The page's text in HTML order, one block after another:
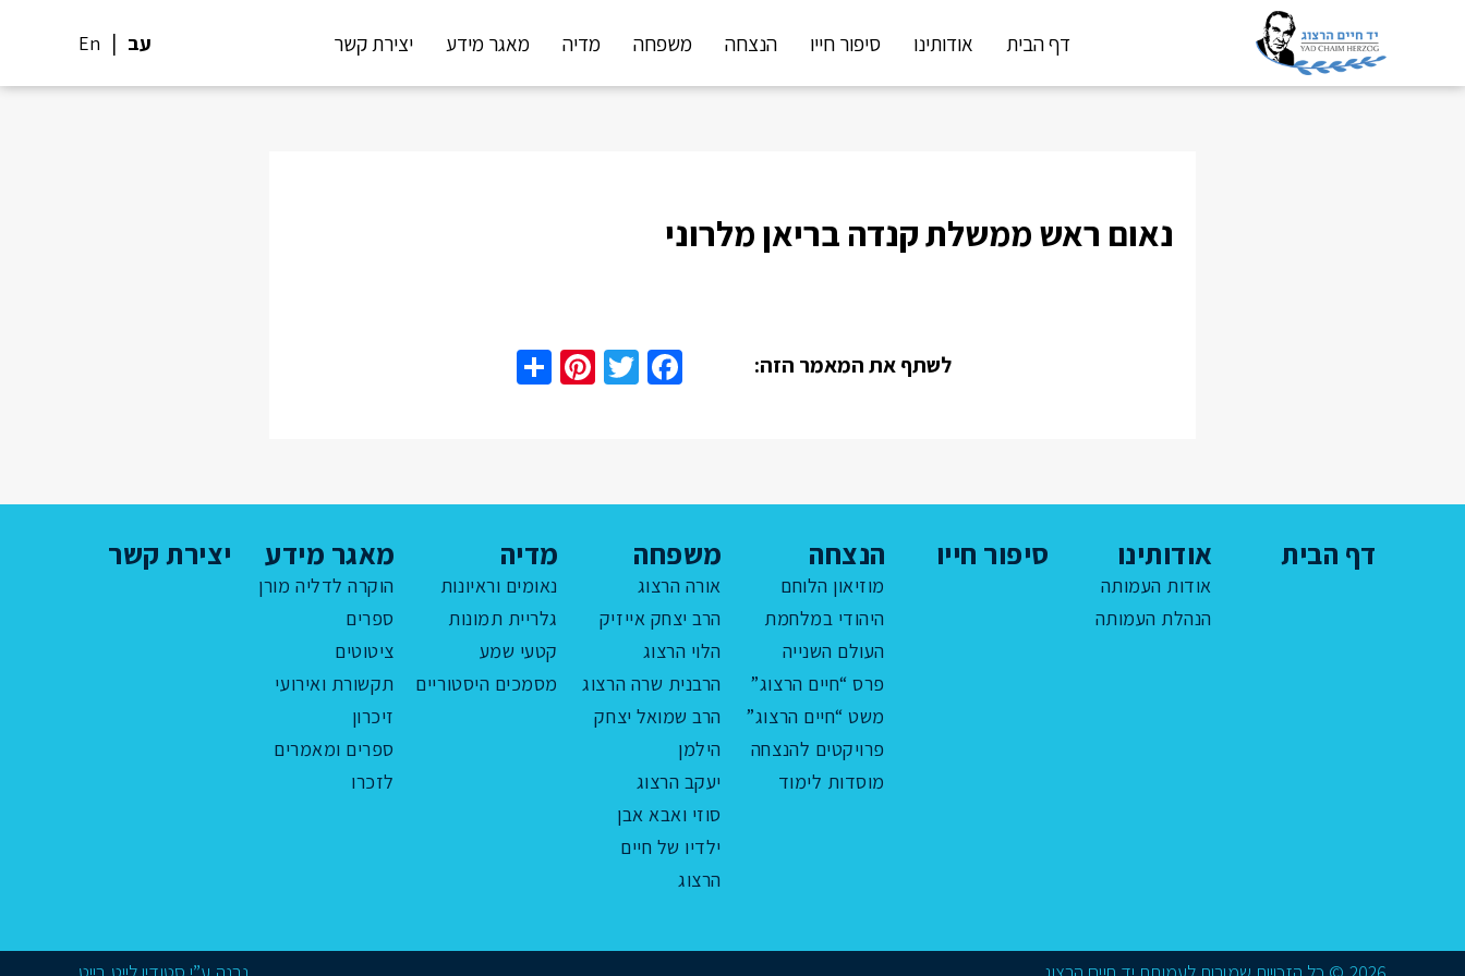
דף הבית אודותינו סיפור חייו הנצחה משפחה מדיה מאגר מידע יצירת קשר עב En
נאום ראש ממשלת קנדה בריאן מלרוני
לשתף את המאמר הזה: Facebook
Twitter
Pinterest
דף הבית אודותינו
אודות העמותה
הנהלת העמותה
סיפור חייו הנצחה
מוזיאון הלוחם
היהודי במלחמת
העולם השנייה
פרס “חיים הרצוג”
משט “חיים הרצוג”
פרויקטים להנצחה
מוסדות לימוד
משפחה
אורה הרצוג
הרב יצחק אייזיק
הלוי הרצוג
הרבנית שרה הרצוג
הרב שמואל יצחק
הילמן
יעקב הרצוג
סוזי ואבא אבן
ילדיו של חיים
הרצוג
מדיה
נאומים וראיונות
גלריית תמונות
קטעי שמע
מסמכים היסטוריים
מאגר מידע
הוקרה לדליה מורן
ספרים
ציטוטים
תקשורת ואירועי
זיכרון
ספרים ומאמרים
לזכרו
יצירת קשר